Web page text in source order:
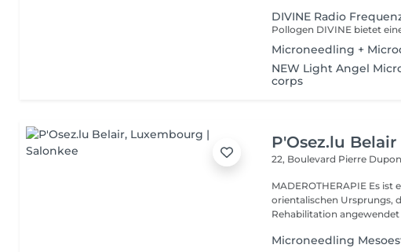
DIVINE Radio
Microneedling +
NEW Light Angel
corps
P'Osez.lu Belair
22, Boulevard Pierre
MADEROTHERAPIE Es ist eine tausend Jahre alte Technik
orientalischen Ursprungs,
Rehabilitation angewendet
Microneedling